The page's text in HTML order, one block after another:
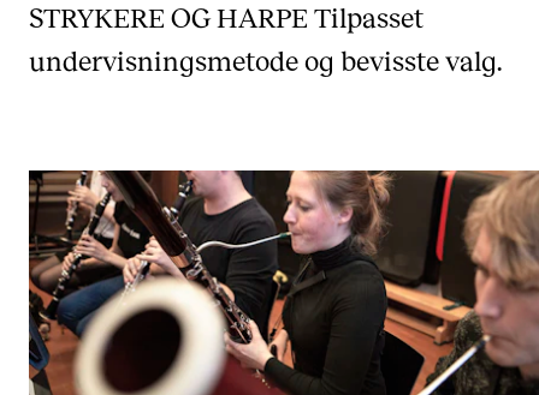
STRYKERE OG HARPE Tilpasset
undervisningsmetode og bevisste valg.